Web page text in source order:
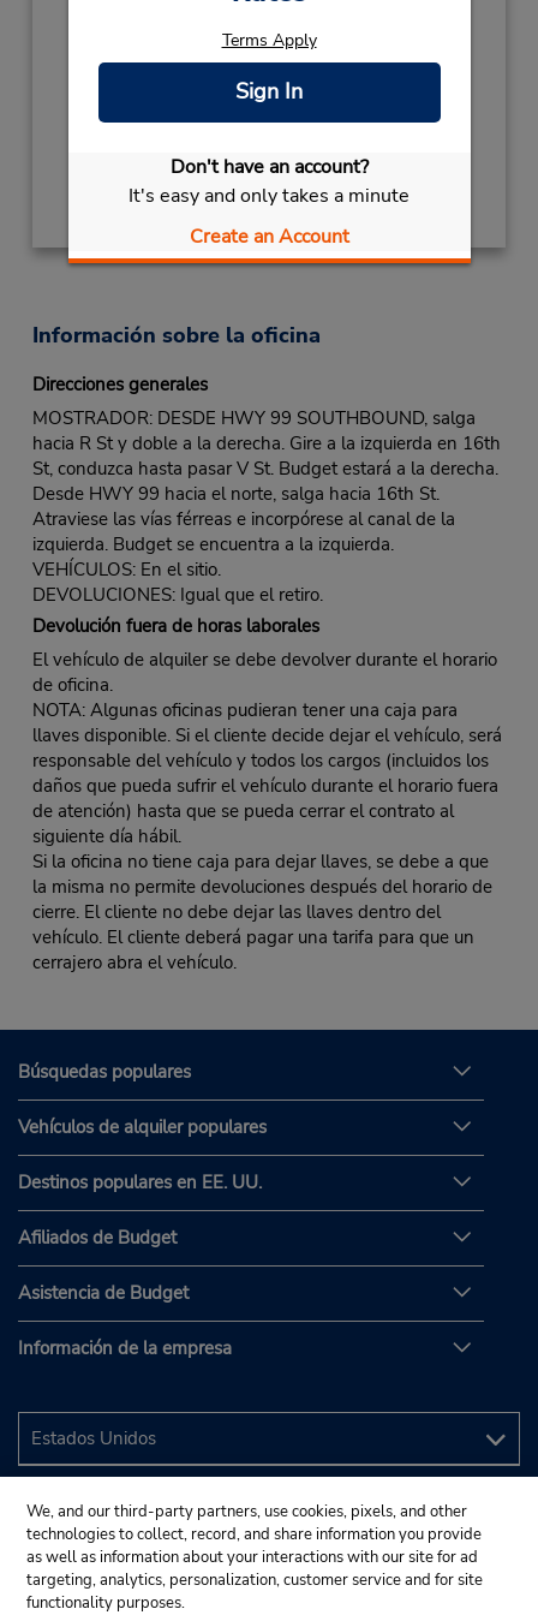
Terms Apply
Sign In
Don't have an account?
It's easy and only takes a minute
Create an Account
NEW YEARS DAYJanuary 1 closed
Ubicación para depositar llaves
Información sobre la oficina
Direcciones generales
MOSTRADOR: DESDE HWY 99 SOUTHBOUND, salga
hacia R St y doble a la derecha. Gire a la izquierda en 16th
St, conduzca hasta pasar V St. Budget estará a la derecha.
Desde HWY 99 hacia el norte, salga hacia 16th St.
Atraviese las vías férreas e incorpórese al canal de la
izquierda. Budget se encuentra a la izquierda.
VEHÍCULOS: En el sitio.
DEVOLUCIONES: Igual que el retiro.
Devolución fuera de horas laborales
El vehículo de alquiler se debe devolver durante el horario
de oficina.
NOTA: Algunas oficinas pudieran tener una caja para
llaves disponible. Si el cliente decide dejar el vehículo, será
responsable del vehículo y todos los cargos (incluidos los
daños que pueda sufrir el vehículo durante el horario fuera
de atención) hasta que se pueda cerrar el contrato al
siguiente día hábil.
Si la oficina no tiene caja para dejar llaves, se debe a que
la misma no permite devoluciones después del horario de
cierre. El cliente no debe dejar las llaves dentro del
vehículo. El cliente deberá pagar una tarifa para que un
cerrajero abra el vehículo.
Búsquedas populares
Vehículos de alquiler populares
Destinos populares en EE. UU.
Afiliados de Budget
Asistencia de Budget
Información de la empresa
We, and our third-party partners, use cookies, pixels, and other
technologies to collect, record, and share information you provide
as well as information about your interactions with our site for ad
targeting, analytics, personalization, customer service and for site
functionality purposes.